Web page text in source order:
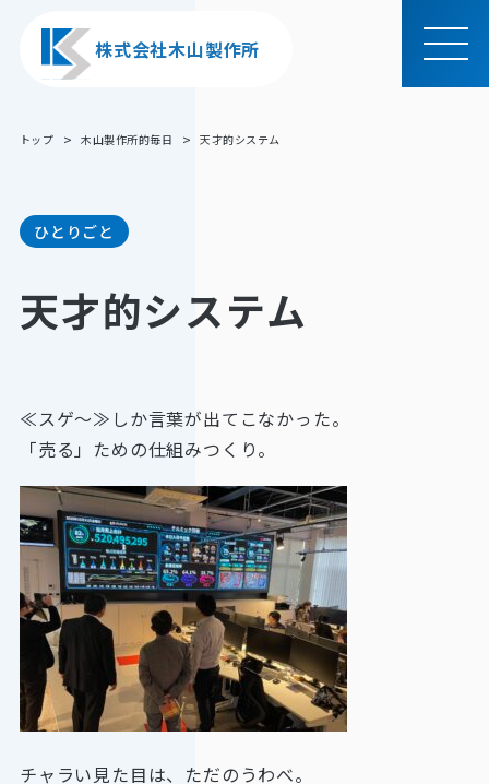
株式会社木山製作所
MEN
U
トップ 木山製作所的毎日 天才的システム
ひとりごと
天才的システム
≪スゲ～≫しか言葉が出てこなかった。
「売る」ための仕組みつくり。
チャラい見た目は、ただのうわべ。